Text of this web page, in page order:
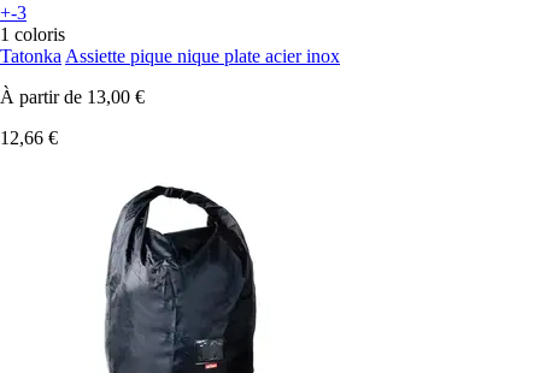
+-3
1 coloris
Tatonka Assiette pique nique plate acier inox
À partir de 13,00 €
12,66 €